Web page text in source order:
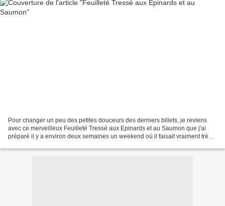
Pour changer un peu des petites douceurs des derniers billets, je reviens
avec ce merveilleux Feuilleté Tressé aux Epinards et au Saumon que j'ai
préparé il y a environ deux semaines un weekend où il faisait vraiment très